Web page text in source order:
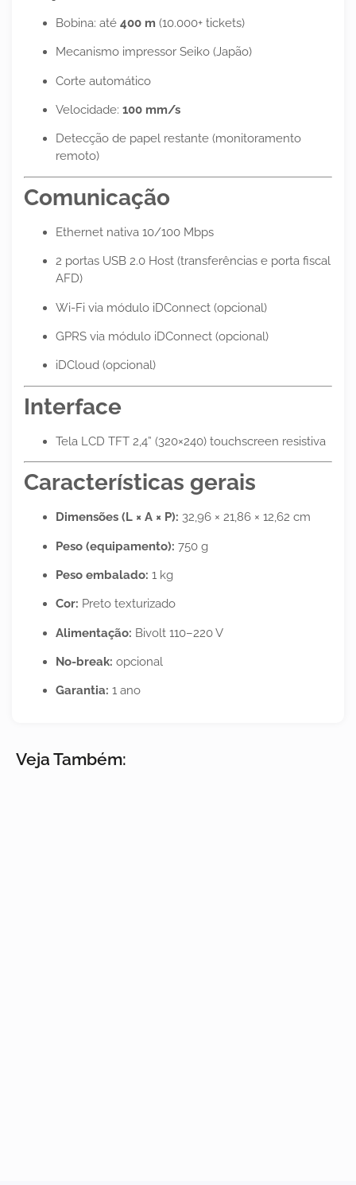
Bobina: até 400 m (10.000+ tickets)
Mecanismo impressor Seiko (Japão)
Corte automático
Velocidade: 100 mm/s
Detecção de papel restante (monitoramento
remoto)
Comunicação
Ethernet nativa 10/100 Mbps
2 portas USB 2.0 Host (transferências e porta fiscal
AFD)
Wi-Fi via módulo iDConnect (opcional)
GPRS via módulo iDConnect (opcional)
iDCloud (opcional)
Interface
Tela LCD TFT 2,4” (320×240) touchscreen resistiva
Características gerais
Dimensões (L × A × P): 32,96 × 21,86 × 12,62 cm
Peso (equipamento): 750 g
Peso embalado: 1 kg
Cor: Preto texturizado
Alimentação: Bivolt 110–220 V
No-break: opcional
Garantia: 1 ano
Veja Também: